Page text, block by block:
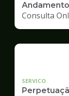
Consulta
SERVICO